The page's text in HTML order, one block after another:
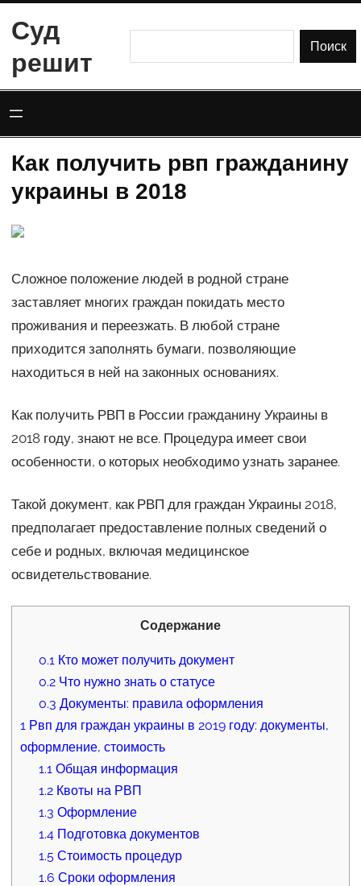
содержимому
Суд
решит
Поиск
Как получить рвп гражданину
украины в 2018
Сложное положение людей в родной стране
заставляет многих граждан покидать место
проживания и переезжать. В любой стране
приходится заполнять бумаги, позволяющие
находиться в ней на законных основаниях.
Как получить РВП в России гражданину Украины в
2018 году, знают не все. Процедура имеет свои
особенности, о которых необходимо узнать заранее.
Такой документ, как РВП для граждан Украины 2018,
предполагает предоставление полных сведений о
себе и родных, включая медицинское
освидетельствование.
Содержание
0.1 Кто может получить документ
0.2 Что нужно знать о статусе
0.3 Документы: правила оформления
1 Рвп для граждан украины в 2019 году: документы,
оформление, стоимость
1.1 Общая информация
1.2 Квоты на РВП
1.3 Оформление
1.4 Подготовка документов
1.5 Стоимость процедур
1.6 Сроки оформления